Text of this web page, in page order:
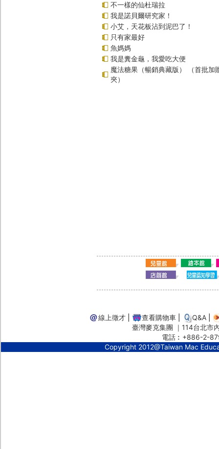
不一樣的仙杜瑞拉
我是諾貝爾研究家！
小艾，天花板沾到泥巴了！
只有家最好
魚媽媽
我是糞金龜，我愛吃大便
魔法糖果（暢銷典藏版） （首批加
夾）
線上徵才 查看購物車 Q&A
臺灣麥克集團 ｜114台北
電話︰+886-2-
Copyright 2012@Taiwan Mac